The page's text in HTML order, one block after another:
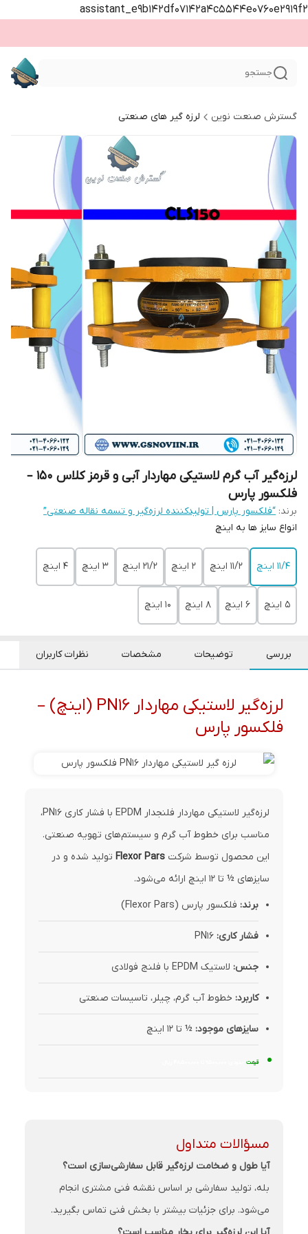
assistant_e9b142df07142a4c5544e0760e2919f2
جستجو
گسترش صنعت نوین لرزه گیر های صنعتی
لرزه‌گیر آب گرم لاستیکی مهاردار آبی و قرمز کلاس 150 –
فلکسور پارس
برند: “فلکسور پارس | تولیدکننده لرزه‌گیر و تسمه نقاله صنعتی”
انواع سایز ها به اینچ
11/4 اینچ 11/2 اینچ 2 اینچ 21/2 اینچ 3 اینچ 4 اینچ
5 اینچ 6 اینچ 8 اینچ 10 اینچ
بررسی توضیحات مشخصات نظرات کاربران
لرزه‌گیر لاستیکی مهاردار PN16 (اینچ) –
فلکسور پارس
لرزه‌گیر لاستیکی مهاردار فلنجدار EPDM با فشار کاری PN16،
مناسب برای خطوط آب گرم و سیستم‌های تهویه صنعتی.
این محصول توسط شرکت Flexor Pars تولید شده و در
سایزهای ½ تا 12 اینچ ارائه می‌شود.
برند: فلکسور پارس (Flexor Pars)
فشار کاری:
جنس: لاستیک EPDM با فلنج فولادی
کاربرد: خطوط آب گرم، چیلر، تاسیسات صنعتی
سایزهای موجود: ½ تا 12 اینچ
قیمت
مسؤالات متداول
آیا طول و ضخامت لرزه‌گیر قابل سفارشی‌سازی است؟
بله، تولید سفارشی بر اساس نقشه فنی مشتری انجام
می‌شود. برای جزئیات بیشتر با بخش فنی تماس بگیرید.